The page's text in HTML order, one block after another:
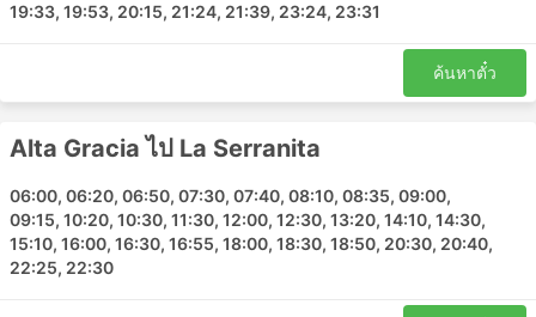
รถบัสของ La Serranitaมีวิ่งหลายเส้นทาง และนี่คือรายการ
Villa la Bolsa - Alta Gracia
คอร์โดบา - Alta Gracia
Anisacate - Alta Gracia
คอร์โดบา - Anisacate
19:33, 19:53, 20:15, 21:24, 21:39, 23:24, 23:31
ค้นหาตั๋ว
Alta Gracia ไป La Serranita
06:00, 06:20, 06:50, 07:30, 07:40, 08:10, 08:35, 09:00,
09:15, 10:20, 10:30, 11:30, 12:00, 12:30, 13:20, 14:10, 14:30,
15:10, 16:00, 16:30, 16:55, 18:00, 18:30, 18:50, 20:30, 20:40,
22:25, 22:30